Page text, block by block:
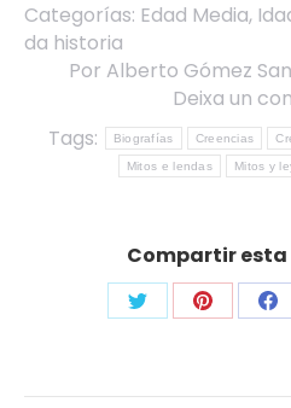
Categorías: Edad Media,
da historia
Por Alberto Gómez
Deixa un
Tags:
Biografías Creencias
Mitos e lendas Mitos y
Compartir
Share
Twitter
Share
Pinterest